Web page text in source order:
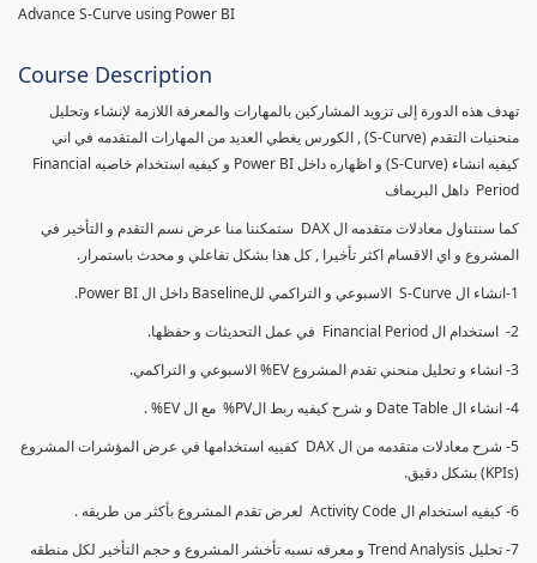
Advance S-Curve using Power BI
Course Description
تهدف هذه الدورة إلى تزويد المشاركين بالمهارات والمعرفة اللازمة لإنشاء وتحليل
منحنيات التقدم (S-Curve) , الكورس يغطي العديد من المهارات المتقدمه في اني
كيفيه انشاء (S-Curve) و اظهاره داخل Power BI و كيفيه استخدام خاصيه Financial
Period داهل البريماف
كما سنتناول معادلات متقدمه ال DAX ستمكننا منا عرض نسم التقدم و التأخير في
المشروع و اي الاقسام اكثر تأخيرا , كل هذا بشكل تفاعلي و محدث باستمرار.
1-انشاء ال S-Curve الاسبوعي و التراكمي للBaseline داخل ال Power BI.
2- استخدام ال Financial Period في عمل التحديثات و حفظها.
3- انشاء و تحليل منحني تقدم المشروع EV% الاسبوعي و التراكمي.
4- انشاء ال Date Table و شرح كيفيه ربط الPV% مع ال EV% .
5- شرح معادلات متقدمه من ال DAX كفييه استخدامها في عرض المؤشرات المشروع
(KPIs) بشكل دقيق.
6- كيفيه استخدام ال Activity Code لعرض تقدم المشروع بأكثر من طريقه .
7- تحليل Trend Analysis و معرفه نسبه تأخشر المشروع و حجم التأخير لكل منطقه